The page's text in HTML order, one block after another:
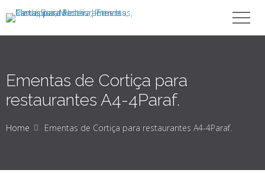
Ementas de Cortiça para
restaurantes A4-4Paraf.
Home Ementas de Cortiça para restaurantes A4-4Paraf.